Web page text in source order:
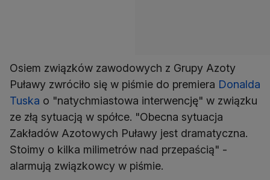
Osiem związków zawodowych z Grupy Azoty
Puławy zwróciło się w piśmie do premiera Donalda
Tuska o "natychmiastowa interwencję" w związku
ze złą sytuacją w spółce. "Obecna sytuacja
Zakładów Azotowych Puławy jest dramatyczna.
Stoimy o kilka milimetrów nad przepaścią" -
alarmują związkowcy w piśmie.